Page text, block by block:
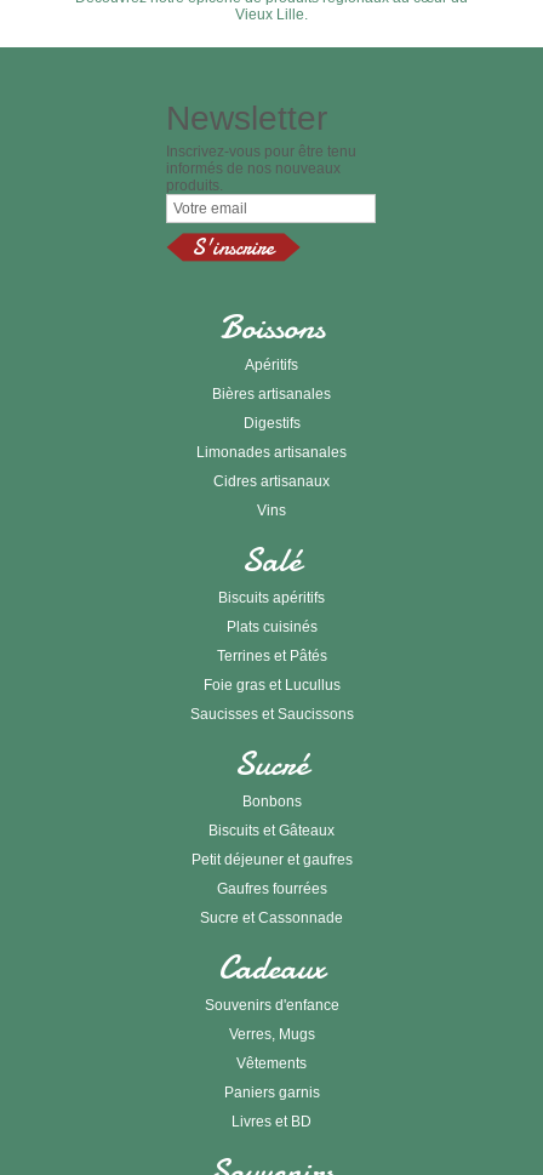
Vieux Lille.
Newsletter
Inscrivez-vous pour être tenu
informés de nos nouveaux
produits.
Boissons
Apéritifs
Bières artisanales
Digestifs
Limonades artisanales
Cidres artisanaux
Vins
Salé
Biscuits apéritifs
Plats cuisinés
Terrines et Pâtés
Foie gras et Lucullus
Saucisses et Saucissons
Sucré
Bonbons
Biscuits et Gâteaux
Petit déjeuner et gaufres
Gaufres fourrées
Sucre et Cassonnade
Cadeaux
Souvenirs d'enfance
Verres, Mugs
Vêtements
Paniers garnis
Livres et BD